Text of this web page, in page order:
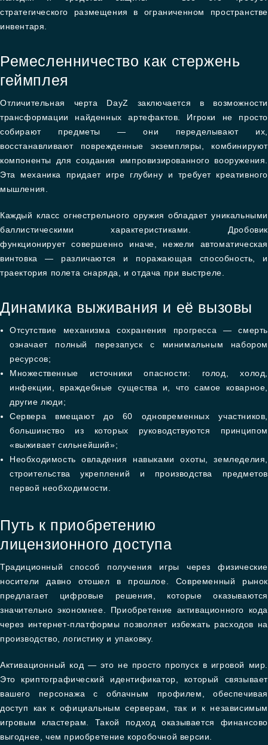
стратегического размещения в ограниченном пространстве
инвентаря.
Ремесленничество как стержень
геймплея
Отличительная черта DayZ заключается в возможности
трансформации найденных артефактов. Игроки не просто
собирают предметы — они переделывают их,
восстанавливают поврежденные экземпляры, комбинируют
компоненты для создания импровизированного вооружения.
Эта механика придает игре глубину и требует креативного
мышления.
Каждый класс огнестрельного оружия обладает уникальными
баллистическими характеристиками. Дробовик
функционирует совершенно иначе, нежели автоматическая
винтовка — различаются и поражающая способность, и
траектория полета снаряда, и отдача при выстреле.
Динамика выживания и её вызовы
Отсутствие механизма сохранения прогресса — смерть
означает полный перезапуск с минимальным набором
ресурсов;
Множественные источники опасности: голод, холод,
инфекции, враждебные существа и, что самое коварное,
другие люди;
Сервера вмещают до 60 одновременных участников,
большинство из которых руководствуются принципом
«выживает сильнейший»;
Необходимость овладения навыками охоты, земледелия,
строительства укреплений и производства предметов
первой необходимости.
Путь к приобретению
лицензионного доступа
Традиционный способ получения игры через физические
носители давно отошел в прошлое. Современный рынок
предлагает цифровые решения, которые оказываются
значительно экономнее. Приобретение активационного кода
через интернет-платформы позволяет избежать расходов на
производство, логистику и упаковку.
Активационный код — это не просто пропуск в игровой мир.
Это криптографический идентификатор, который связывает
вашего персонажа с облачным профилем, обеспечивая
доступ как к официальным серверам, так и к независимым
игровым кластерам. Такой подход оказывается финансово
выгоднее, чем приобретение коробочной версии.